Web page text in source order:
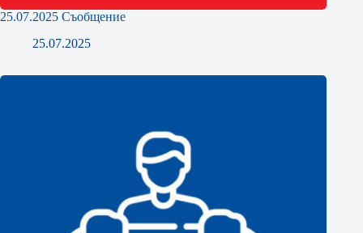
25.07.2025 Съобщение
25.07.2025